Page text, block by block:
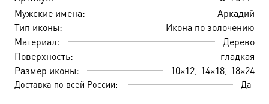
Мужские имена:
Аркадий
Тип иконы:
Икона по золочению
Материал:
Дерево
Поверхность:
гладкая
Размер иконы:
10×12 14×18 18×24
Доставка по всей России: Да